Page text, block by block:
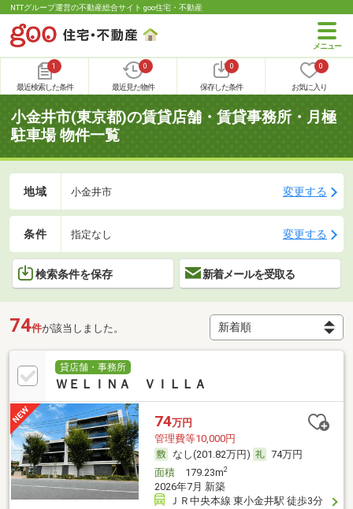
NTTグループ運営の不動産総合サイト goo住宅・不動産
1
最近検索した条件
0
最近見た物件
0
保存した条件
0
お気に入り
小金井市(東京都)の賃貸店舗・賃貸事務所・月極
駐車場 物件一覧
地域 小金井市 変更する
条件 指定なし 変更する
検索条件を保存 新着メールを受取る
74件が該当しました。
貸店舗・事務所
ＷＥＬＩＮＡ ＶＩＬＬＡ
74万円
管理費等10,000円
なし(201.82万円)
74万円
面積179.23m2
2026年7月 新築
ＪＲ中央本線 東小金井駅 徒歩3分